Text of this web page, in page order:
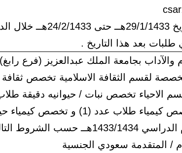
وذلك اعتبارا من تاريخ 29/1/1433هــ حتى 24/2/
طلبات بعد هذا التاريخ .
والآداب بجامعة الملك عبدالعزيز (فرع
لقسم الثقافة الاسلامية تخصص ثقافة
ولقسم الكيمياء تخصص كيمياء طلاب عدد (1) و تخصص